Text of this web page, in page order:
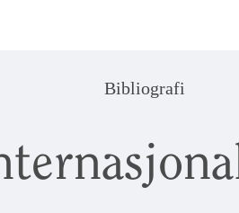
Bibliografi